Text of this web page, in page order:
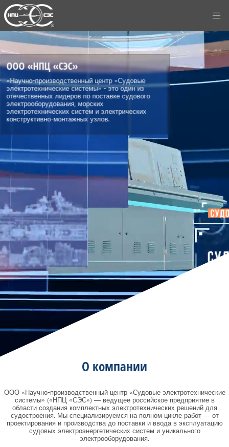
ООО «НПЦ «СЭС»
«Научно-производственный центр «Судовые
электротехнические системы» - это один из
отечественных лидеров по поставке судового
электрооборудования, морских
электротехнических систем и электрических
конструктивно-монтажных узлов.
О компании
ООО «Научно-производственный центр «Судовые электротехнические
системы» («НПЦ «СЭС») — ведущее российское предприятие в
области создания комплектных электротехнических решений для
судостроения. Мы специализируемся на полном цикле работ — от
проектирования и производства до поставки и ввода в эксплуатацию
судовых электроэнергетических систем и уникального
электрооборудования.